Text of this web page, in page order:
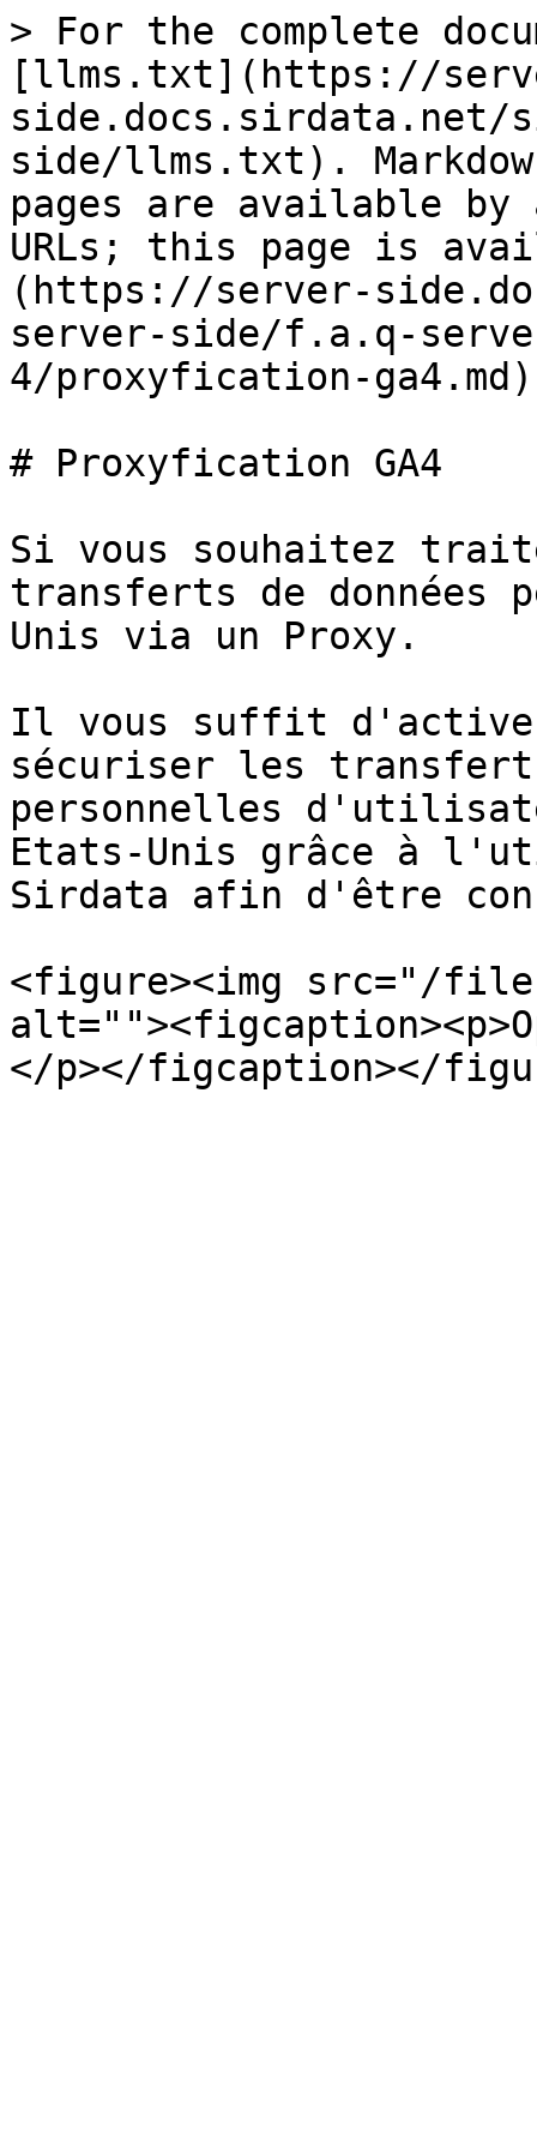
> For the complete
[llms.txt](https://
side.docs.sirdata.net/
side/llms.txt).
pages are available by
URLs; this page is
(https://server-
server-side/f.a.q-
4/proxyfication-
# Proxyfication GA4
Si vous souhaitez
transferts de données
Unis via un Proxy.
Il vous suffit
sécuriser les
personnelles
Etats-Unis grâce à
Sirdata afin d'être
<figure><img src="/